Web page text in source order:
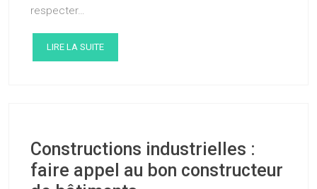
respecter…
LIRE LA SUITE
Constructions industrielles :
faire appel au bon constructeur